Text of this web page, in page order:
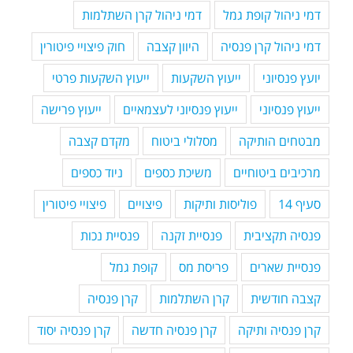
דמי ניהול קופת גמל
דמי ניהול קרן השתלמות
דמי ניהול קרן פנסיה
היוון קצבה
חוק פיצויי פיטורין
יועץ פנסיוני
ייעוץ השקעות
ייעוץ השקעות פרטי
ייעוץ פנסיוני
ייעוץ פנסיוני לעצמאיים
ייעוץ פרישה
מבטחים הותיקה
מסלולי ביטוח
מקדם קצבה
מרכיבים ביטוחיים
משיכת כספים
ניוד כספים
סעיף 14
פוליסות ותיקות פיצויים
פיצויי פיטורין
פנסיה תקציבית
פנסיית זקנה
פנסיית נכות
פנסיית שארים
פריסת מס
קופת גמל
קצבה חודשית
קרן השתלמות
קרן פנסיה
קרן פנסיה ותיקה
קרן פנסיה חדשה
קרן פנסיה יסוד